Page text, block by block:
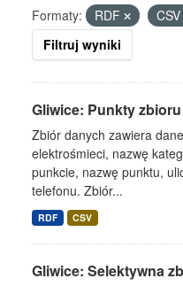
Formaty: RDF CSV
Filtruj wyniki
Gliwice: Punkty
Zbiór danych zawiera
elektrośmieci, nazwę
punkcie, nazwę punktu,
telefonu. Zbiór...
RDF CSV
Gliwice: Selektywna